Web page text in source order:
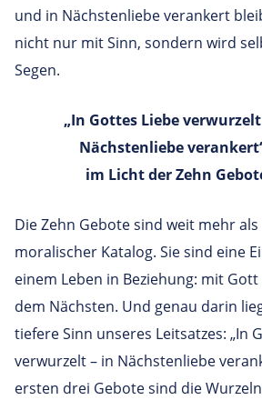
und in Nächstenliebe verankert
nicht nur mit Sinn, sondern wird
Segen.
„In Gottes Liebe
Nächstenliebe
im Licht der Zehn
Die Zehn Gebote sind weit mehr als
moralischer Katalog. Sie sind eine
einem Leben in Beziehung: mit
dem Nächsten. Und genau darin
tiefere Sinn unseres Leitsatzes: „In
verwurzelt – in Nächstenliebe
ersten drei Gebote sind die